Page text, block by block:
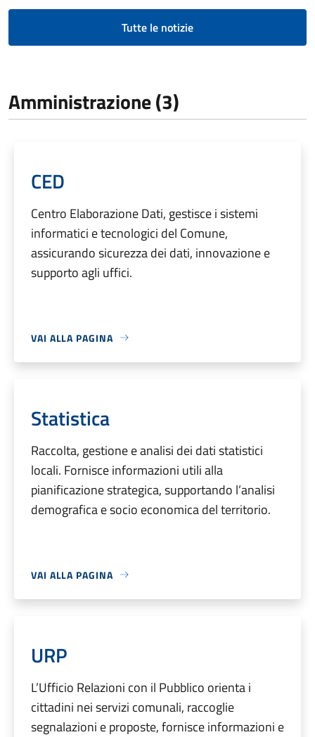
Tutte le notizie
Amministrazione (3)
CED
Centro Elaborazione Dati, gestisce i sistemi
informatici e tecnologici del Comune,
assicurando sicurezza dei dati, innovazione e
supporto agli uffici.
VAI ALLA PAGINA
Statistica
Raccolta, gestione e analisi dei dati statistici
locali. Fornisce informazioni utili alla
pianificazione strategica, supportando l’analisi
demografica e socio economica del territorio.
VAI ALLA PAGINA
URP
L’Ufficio Relazioni con il Pubblico orienta i
cittadini nei servizi comunali, raccoglie
segnalazioni e proposte, fornisce informazioni e